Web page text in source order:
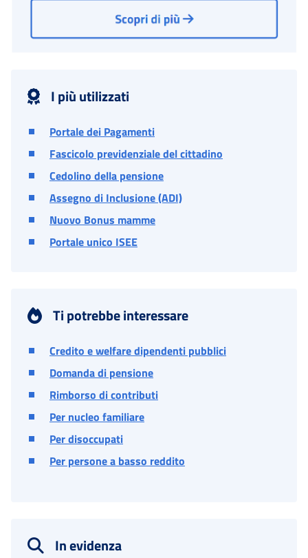
I più utilizzati
Portale dei Pagamenti
Fascicolo previdenziale del cittadino
Cedolino della pensione
Assegno di Inclusione (ADI)
Nuovo Bonus mamme
Portale unico ISEE
Ti potrebbe interessare
Credito e welfare dipendenti pubblici
Domanda di pensione
Rimborso di contributi
Per nucleo familiare
Per disoccupati
Per persone a basso reddito
In evidenza